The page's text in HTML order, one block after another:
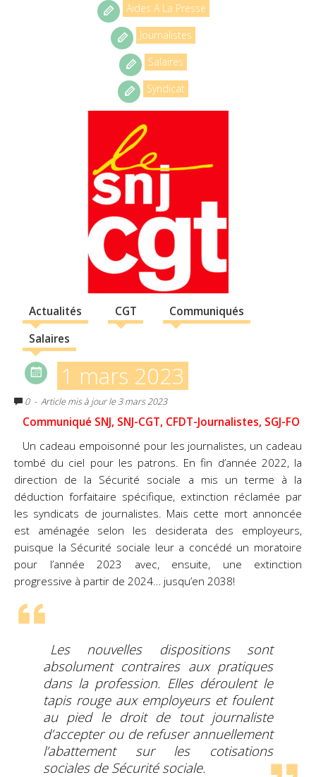
Aides A La Presse
Journalistes
Salaires
Syndicat
Actualités CGT
Communiqués
Salaires
1 mars 2023
0 - Article mis à jour le 3 mars 2023
Communiqué SNJ, SNJ-CGT, CFDT-Journalistes, SGJ-FO
Un cadeau empoisonné pour les journalistes, un cadeau
tombé du ciel pour les patrons. En fin d’année 2022, la
direction de la Sécurité sociale a mis un terme à la
déduction forfaitaire spécifique, extinction réclamée par
les syndicats de journalistes. Mais cette mort annoncée
est aménagée selon les desiderata des employeurs,
puisque la Sécurité sociale leur a concédé un moratoire
pour l’année 2023 avec, ensuite, une extinction
progressive à partir de 2024… jusqu’en 2038!
Les nouvelles dispositions sont
absolument contraires aux pratiques
dans la profession. Elles déroulent le
tapis rouge aux employeurs et foulent
au pied le droit de tout journaliste
d’accepter ou de refuser annuellement
l’abattement sur les cotisations
sociales de Sécurité sociale.